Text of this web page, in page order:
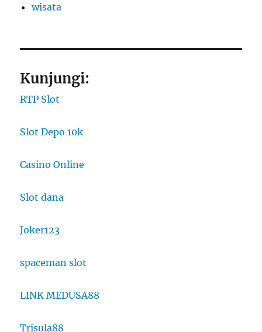
wisata
Kunjungi:
RTP Slot
Slot Depo 10k
Casino Online
Slot dana
Joker123
spaceman slot
LINK MEDUSA88
Trisula88